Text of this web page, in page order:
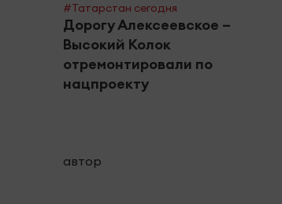
#Татарстан сегодня
Дорогу Алексеевское –
Высокий Колок
отремонтировали по
нацпроекту
автор